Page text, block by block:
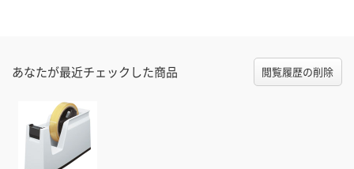
あなたが最近チェックした商品 閲覧履歴の削除